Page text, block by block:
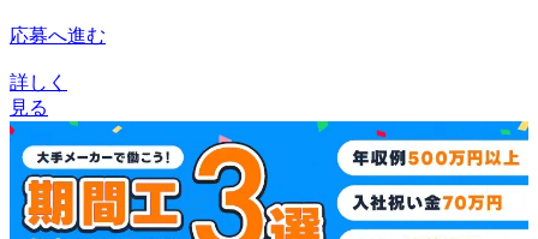
応募へ進む
詳しく
見る